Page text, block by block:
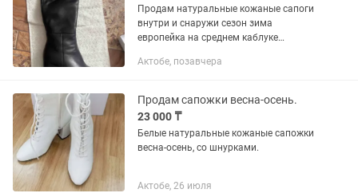
Продам натуральные кожаные сапоги
внутри и снаружи сезон зима
европейка на среднем каблуке
одевались пару раз
Актобе, позавчера
Продам сапожки весна-осень.
23 000 ₸
Белые натуральные кожаные сапожки
весна-осень, со шнурками.
Актобе, 26 июля